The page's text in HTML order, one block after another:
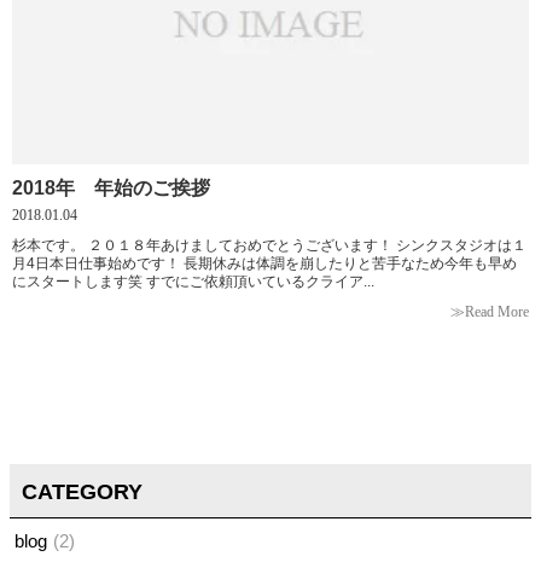
2018年 年始のご挨拶
2018.01.04
杉本です。 ２０１８年あけましておめでとうございます！ シンクスタジオは１
月4日本日仕事始めです！ 長期休みは体調を崩したりと苦手なため今年も早め
にスタートします笑 すでにご依頼頂いているクライア...
≫Read More
CATEGORY
blog
2